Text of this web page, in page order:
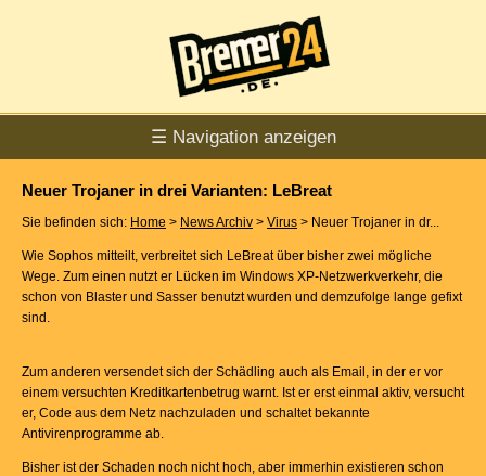
☰ Navigation anzeigen
Neuer Trojaner in drei Varianten: LeBreat
Sie befinden sich: Home > News Archiv > Virus > Neuer Trojaner in dr...
Wie Sophos mitteilt, verbreitet sich LeBreat über bisher zwei mögliche
Wege. Zum einen nutzt er Lücken im Windows XP-Netzwerkverkehr, die
schon von Blaster und Sasser benutzt wurden und demzufolge lange gefixt
sind.
Zum anderen versendet sich der Schädling auch als Email, in der er vor
einem versuchten Kreditkartenbetrug warnt. Ist er erst einmal aktiv, versucht
er, Code aus dem Netz nachzuladen und schaltet bekannte
Antivirenprogramme ab.
Bisher ist der Schaden noch nicht hoch, aber immerhin existieren schon